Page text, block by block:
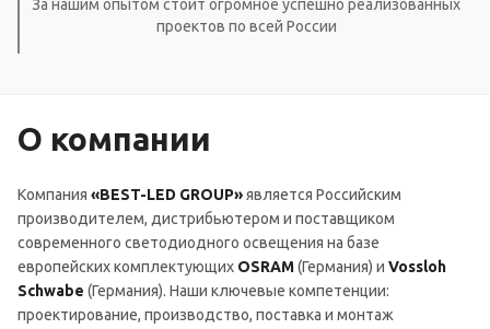
За нашим опытом стоит огромное успешно реализованных
проектов по всей России
О компании
Компания «BEST-LED GROUP»является Российским
производителем, дистрибьютером и поставщиком
современного светодиодного освещения на базе
европейских комплектующих OSRAM(Германия) и Vossloh
Schwabe (Германия). Наши ключевые компетенции:
проектирование, производство, поставка и монтаж